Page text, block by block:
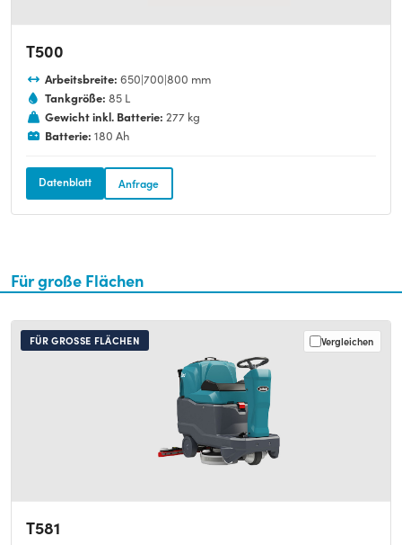
T500
Arbeitsbreite: 650|700|800 mm
Tankgröße: 85 L
Gewicht inkl. Batterie: 277 kg
Batterie: 180 Ah
Datenblatt Anfrage
Für große Flächen
FÜR GROSSE FLÄCHEN Vergleichen
T581